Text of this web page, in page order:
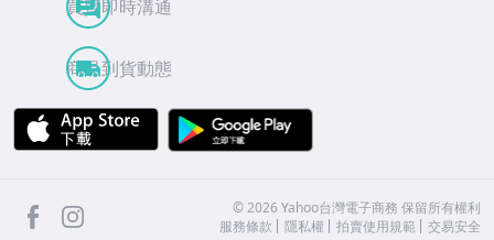
買賣即時溝通
商品到貨動態
APP Store
facebook ©2026 Yahoo台灣電子商務 保留所有權利
服務條款
隱私權 拍賣使用規範 交易安全